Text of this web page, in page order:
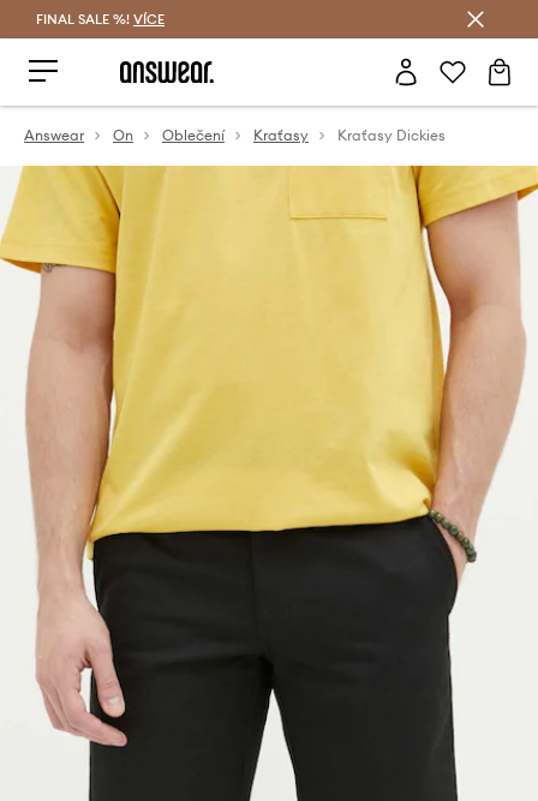
FINAL SALE %! VÍCE
Answear On Oblečení Kraťasy Kraťasy Dickies